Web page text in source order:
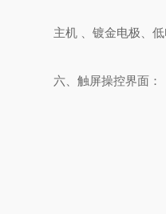
主机 、镀金电极、
六、触屏操控界面：